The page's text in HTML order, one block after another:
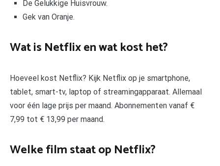
De Gelukkige Huisvrouw.
Gek van Oranje.
Wat is Netflix en wat kost het?
Hoeveel kost Netflix? Kijk Netflix op je smartphone,
tablet, smart-tv, laptop of streamingapparaat. Allemaal
voor één lage prijs per maand. Abonnementen vanaf €
7,99 tot € 13,99 per maand.
Welke film staat op Netflix?